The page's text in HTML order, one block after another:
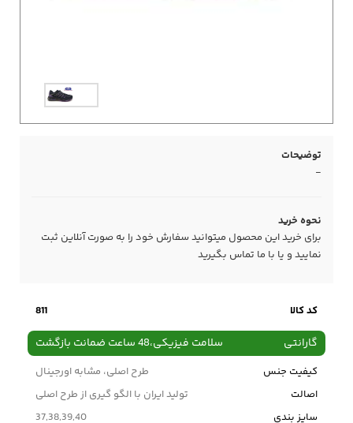
توضیحات
-
نحوه خرید
برای خرید این محصول میتوانید سفارش خود را به صورت آنلاین ثبت
نمایید و یا با ما تماس بگیرید
کد کالا 811
گارانتی سلامت فیزیکی،48 ساعت ضمانت بازگشت
کیفیت جنس
طرح اصلی، مشابه اورجینال
اصالت
تولید ایران با الگو گیری از طرح اصلی
سایز بندی
37,38,39,40